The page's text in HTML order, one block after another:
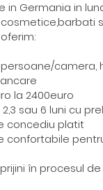
in Germania in
camera,
la 2400euro
sau 6 luni cu
concediu platit
confortabile
în procesul